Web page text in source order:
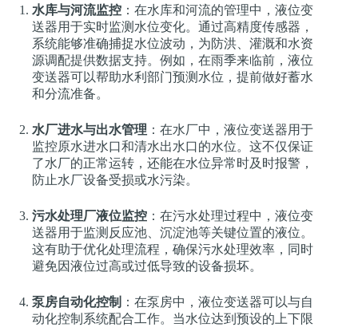
水库与河流监控 ：在水库和河流的管理中，液位变
送器用于实时监测水位变化。通过高精度传感器，
系统能够准确捕捉水位波动，为防洪、灌溉和水资
源调配提供数据支持。例如，在雨季来临前，液位
变送器可以帮助水利部门预测水位，提前做好蓄水
和分流准备。
水厂进水与出水管理 ：在水厂中，液位变送器用于
监控原水进水口和清水出水口的水位。这不仅保证
了水厂的正常运转，还能在水位异常时及时报警，
防止水厂设备受损或水污染。
污水处理厂液位监控 ：在污水处理过程中，液位变
送器用于监测反应池、沉淀池等关键位置的液位。
这有助于优化处理流程，确保污水处理效率，同时
避免因液位过高或过低导致的设备损坏。
泵房自动化控制 ：在泵房中，液位变送器可以与自
动化控制系统配合工作。当水位达到预设的上下限